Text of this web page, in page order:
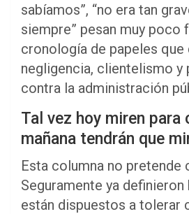
sabíamos”, “no era tan
siempre” pesan muy poco
cronología de papeles que
negligencia, clientelismo
contra la administración
Tal vez hoy miren para
mañana tendrán que
Esta columna no pretende
Seguramente ya definieron
están dispuestos a tolerar